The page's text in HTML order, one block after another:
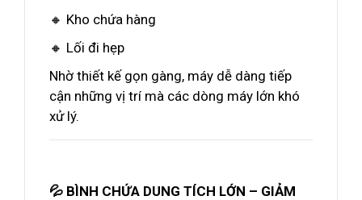
🔸 Kho chứa hàng
🔸 Lối đi hẹp
Nhờ thiết kế gọn gàng, máy dễ dàng tiếp
cận những vị trí mà các dòng máy lớn khó
xử lý.
💦 BÌNH CHỨA DUNG TÍCH LỚN – GIẢM